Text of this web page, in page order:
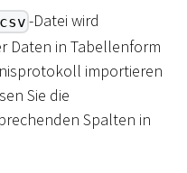
-Datei wird
Daten in Tabellenform
importieren
Sie die
Spalten in